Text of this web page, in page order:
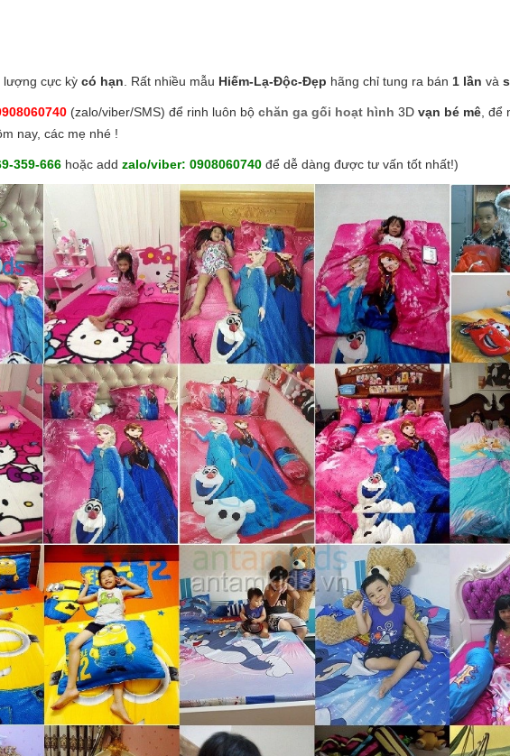
lượng cực kỳ có hạn . Rất nhiều mẫu Hiếm-Lạ-Độc-Đẹp hãng chỉ tung ra bán 1 lần và
(zalo/viber/SMS) để rinh luôn bộ chăn ga gối hoạt hình 3D vạn bé mê , để
nay, các mẹ nhé !
359-666 hoặc add zalo/viber: 0908060740 để dễ dàng được tư vấn tốt nhất!)